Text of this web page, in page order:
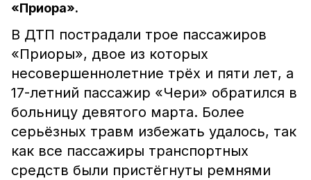
«Приора».
В ДТП пострадали трое пассажиров
«Приоры», двое из которых
несовершеннолетние трёх и пяти лет, а
17-летний пассажир «Чери» обратился в
больницу девятого марта. Более
серьёзных травм избежать удалось, так
как все пассажиры транспортных
средств были пристёгнуты ремнями